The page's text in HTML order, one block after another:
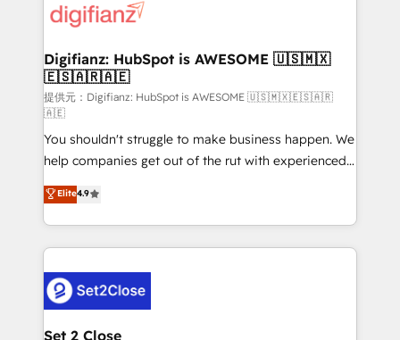
more people - Get the most out of your HubSpot
investment
supercharge revenue operations Key services: • CRM
Transformation / Web Development • RevOps &
Sales Consulting • Marketing Automation What
makes us different? 🚀 Top 0.5% of global HubSpot
agencies ⚙️ The strongest technical ability and
integration capabilities 💼 Consultative, long-term
partners who will embed ourselves into your
business, processes and systems 🏢 We specialise in
working with mid-market and enterprise
organisations, global organisations and those with
complex use cases 🏆 CRM Implementation,
Platform Enablement, Custom Integration and
Onboarding Accredited 🔐 ISO27001 & ISO9001
Certified
Digifianz: HubSpot is AWESOME 🇺🇸🇲🇽
🇪🇸🇦🇷🇦🇪
提供元：Digifianz: HubSpot is AWESOME 🇺🇸🇲🇽🇪🇸🇦🇷
🇦🇪
You shouldn't struggle to make business happen. We
help companies get out of the rut with experienced,
process-oriented teams implementing HubSpot
Marketing, Sales, Service, CMS and Operations Hub,
so selling and actually engaging with your customers
feels easy and pain-free. We are a top ranked
and Customer First Awards, 4.9/5 rating in HubSpot
Reviews and 4.9/5 rating in Clutch Reviews. Digifianz
helps the following industries: logistics & 3PL, home
Elite4.9
Set 2 Close